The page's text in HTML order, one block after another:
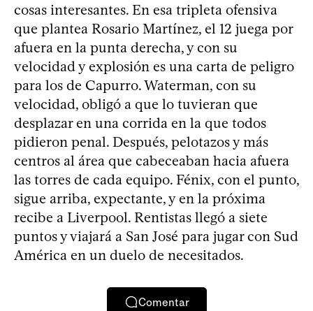
cosas interesantes. En esa tripleta ofensiva
que plantea Rosario Martínez, el 12 juega por
afuera en la punta derecha, y con su
velocidad y explosión es una carta de peligro
para los de Capurro. Waterman, con su
velocidad, obligó a que lo tuvieran que
desplazar en una corrida en la que todos
pidieron penal. Después, pelotazos y más
centros al área que cabeceaban hacia afuera
las torres de cada equipo. Fénix, con el punto,
sigue arriba, expectante, y en la próxima
recibe a Liverpool. Rentistas llegó a siete
puntos y viajará a San José para jugar con Sud
América en un duelo de necesitados.
Comentar